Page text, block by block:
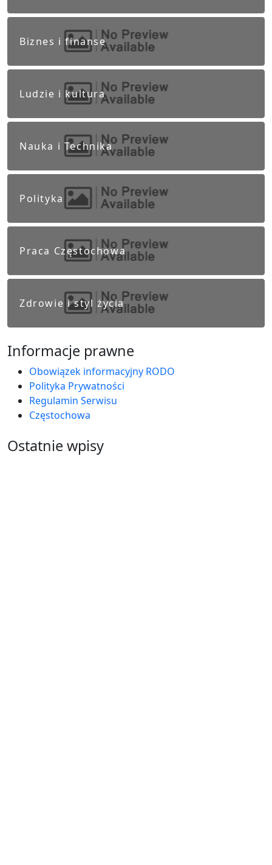
Biznes i finanse
Ludzie i kultura
Nauka i Technika
Polityka
Praca Częstochowa
Zdrowie i styl życia
Informacje prawne
Obowiązek informacyjny RODO
Polityka Prywatności
Regulamin Serwisu
Częstochowa
Ostatnie wpisy